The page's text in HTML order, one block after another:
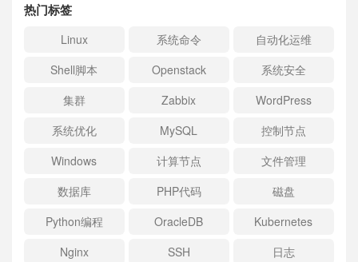
热门标签
Linux 系统命令
自动化运维
Shell脚本
Openstack
系统安全
集群
Zabbix
WordPress
系统优化
MySQL
控制节点
Windows
计算节点
文件管理
数据库
PHP代码
磁盘
Python编程
OracleDB
Kubernetes
Nginx
SSH 日志